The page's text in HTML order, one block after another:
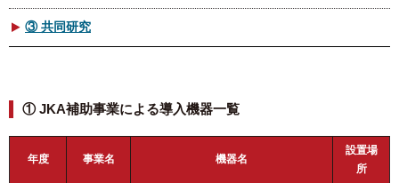
③ 共同研究
① JKA補助事業による導入機器一覧
年度 事業名 機器名
設置場
所